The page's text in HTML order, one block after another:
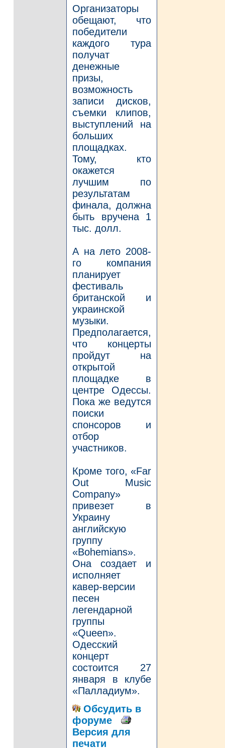
Организаторы
обещают, что
победители
каждого тура
получат
денежные
призы,
возможность
записи дисков,
съемки клипов,
выступлений на
больших
площадках.
Тому, кто
окажется
лучшим по
результатам
финала, должна
быть вручена 1
тыс. долл.
А на лето 2008-
го компания
планирует
фестиваль
британской и
украинской
музыки.
Предполагается,
что концерты
пройдут на
открытой
площадке в
центре Одессы.
Пока же ведутся
поиски
спонсоров и
отбор
участников.
Кроме того, «Far
Out Music
Company»
привезет в
Украину
английскую
группу
«Bohemians».
Она создает и
исполняет
кавер-версии
песен
легендарной
группы
«Queen».
Одесский
концерт
состоится 27
января в клубе
«Палладиум».
Обсудить в
форуме
Версия для
печати